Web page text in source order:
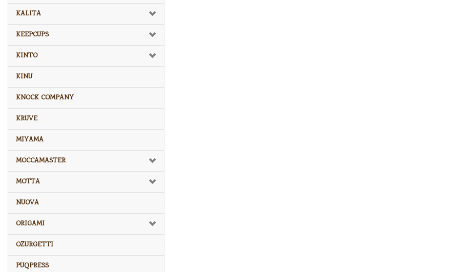
KALITA
KEEPCUPS
KINTO
KINU
KNOCK COMPANY
KRUVE
MIYAMA
MOCCAMASTER
MOTTA
NUOVA
ORIGAMI
OZURGETTI
PUQPRESS